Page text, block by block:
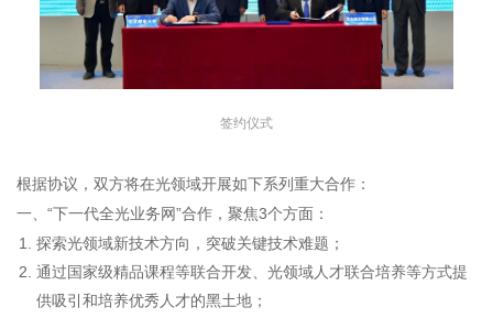
签约仪式
根据协议，双方将在光领域开展如下系列重大合作：
一、“下一代全光业务网”合作，聚焦3个方面：
探索光领域新技术方向，突破关键技术难题；
通过国家级精品课程等联合开发、光领域人才联合培养等方式提
供吸引和培养优秀人才的黑土地；